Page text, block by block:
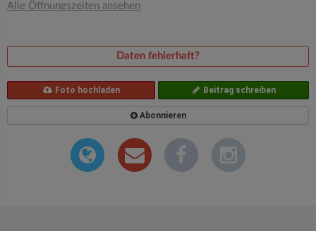
Alle Öffnungszeiten ansehen
Daten fehlerhaft?
Foto hochladen Beitrag schreiben
Abonnieren
t